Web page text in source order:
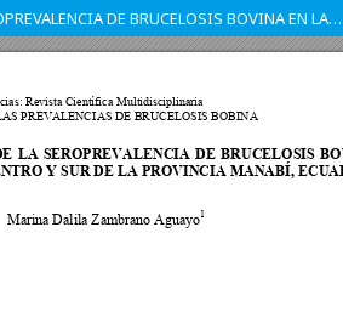
ESTUDIO DE LA SEROPREVALENCIA DE BRUCELOSIS BOVINA EN LAS ZONAS NORTE, CENTRO Y SUR DE LA PROVINCIA MANABÍ, ECUADOR